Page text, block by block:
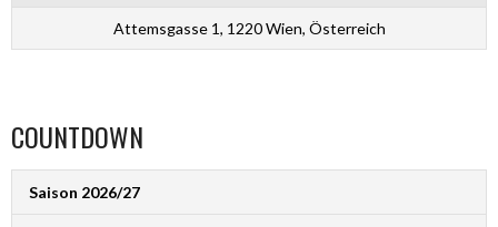
Attemsgasse 1, 1220 Wien, Österreich
COUNTDOWN
Saison 2026/27